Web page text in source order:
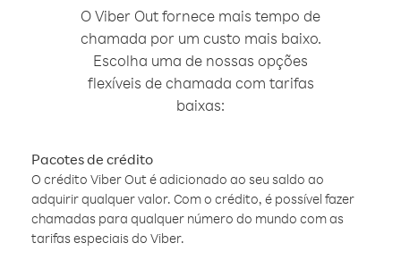
O Viber Out fornece mais tempo de
chamada por um custo mais baixo.
Escolha uma de nossas opções
flexíveis de chamada com tarifas
baixas:
Pacotes de crédito
O crédito Viber Out é adicionado ao seu saldo ao
adquirir qualquer valor. Com o crédito, é possível fazer
chamadas para qualquer número do mundo com as
tarifas especiais do Viber.